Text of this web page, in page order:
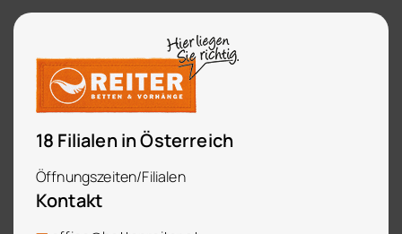
18 Filialen in Österreich
Öffnungszeiten/Filialen
Kontakt